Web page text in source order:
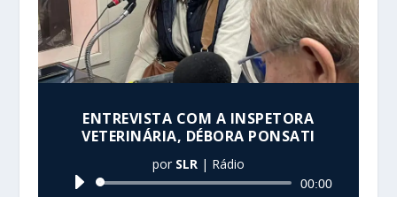
ENTREVISTA COM A INSPETORA
VETERINÁRIA, DÉBORA PONSATI
por SLR| Rádio
Tocador
00:00